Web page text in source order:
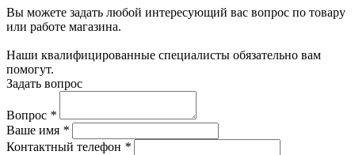
Вы можете задать любой интересующий вас вопрос по товару
или работе магазина.
Наши квалифицированные специалисты обязательно вам
помогут.
Задать вопрос
Вопрос *
Ваше имя *
Контактный телефон *